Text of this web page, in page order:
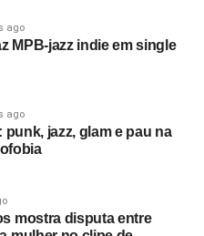
posts direto no e-
ago
MPB-jazz indie em single
ago
jazz, glam e pau na
mostra disputa entre